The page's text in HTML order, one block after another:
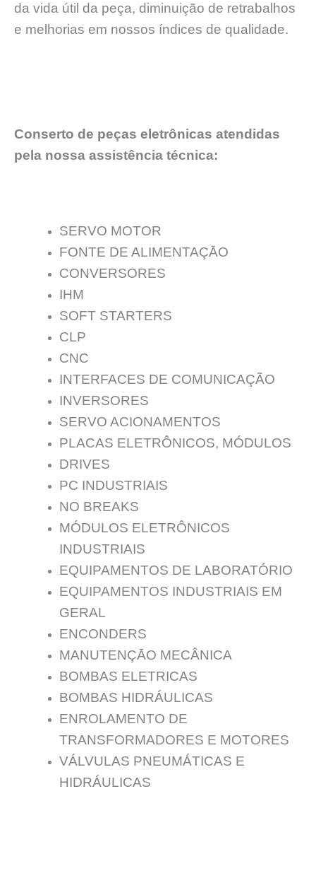
da vida útil da peça, diminuição de retrabalhos
e melhorias em nossos índices de qualidade.
Conserto de peças eletrônicas atendidas
pela nossa assistência técnica:
SERVO MOTOR
FONTE DE ALIMENTAÇĀO
CONVERSORES
IHM
SOFT STARTERS
CLP
CNC
INTERFACES DE COMUNICAÇÃO
INVERSORES
SERVO ACIONAMENTOS
PLACAS ELETRÔNICOS, MÓDULOS
DRIVES
PC INDUSTRIAIS
NO BREAKS
MÓDULOS ELETRÔNICOS
INDUSTRIAIS
EQUIPAMENTOS DE LABORATÓRIO
EQUIPAMENTOS INDUSTRIAIS EM
GERAL
ENCONDERS
MANUTENÇĀO MECÂNICA
BOMBAS ELETRICAS
BOMBAS HIDRÁULICAS
ENROLAMENTO DE
TRANSFORMADORES E MOTORES
VÁLVULAS PNEUMÁTICAS E
HIDRÁULICAS